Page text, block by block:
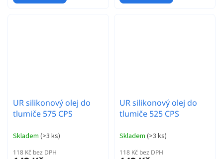
UR silikonový olej do
tlumiče 575 CPS
Skladem (>3 ks)
118 Kč bez DPH
UR silikonový olej do
tlumiče 525 CPS
Skladem (>3 ks)
118 Kč bez DPH